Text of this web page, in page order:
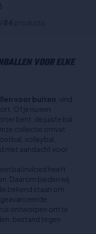
VOOR ELKE
voor buiten , vind
Of je nu een
bent, de juiste bal
collectie omvat
volleybal,
met aandacht voor
bal invloed heeft
Daarom bieden wij
bekend staan om
is ontworpen om te
bestand tegen